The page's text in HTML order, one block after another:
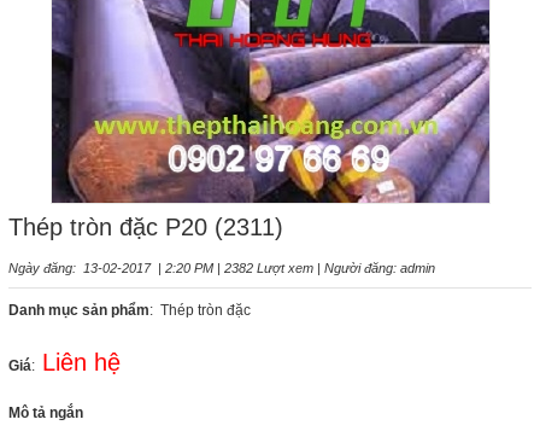
Thép tròn đặc P20 (2311)
Ngày đăng: 13-02-2017 | 2:20 PM | 2382 Lượt xem | Người đăng: admin
Danh mục sản phẩm: Thép tròn đặc
Giá: Liên hệ
Mô tả ngắn